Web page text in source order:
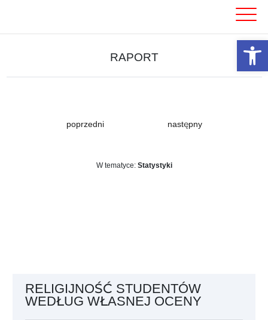
RAPORT
poprzedni następny
W tematyce: Statystyki
RELIGIJNOŚĆ STUDENTÓW
WEDŁUG WŁASNEJ OCENY